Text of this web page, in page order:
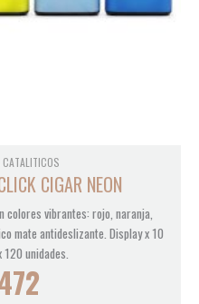
CATALITICOS
CIGAR NEON
colores vibrantes: rojo, naranja,
mate antideslizante. Display x 10
unidades.